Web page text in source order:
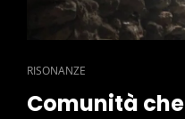
CAT
LINKS
RISONANZE
Comunità